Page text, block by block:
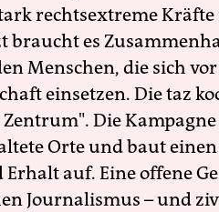
rechtsextreme
braucht es
Menschen, die sich
einsetzen. Die taz
Die
Orte und baut
Erhalt auf. Eine offene
Journalismus – und